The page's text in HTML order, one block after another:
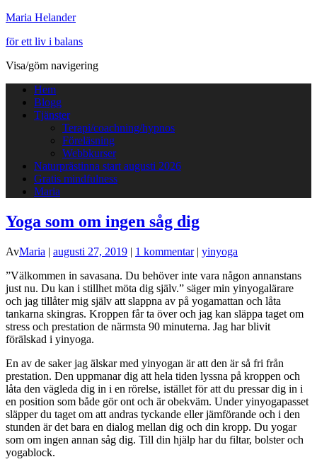
Maria Helander
för ett liv i balans
Visa/göm navigering
Hem
Blogg
Tjänster
Terapi/coachning/hypnos
Föreläsning
Webbkurser
Naturprästinna start augusti 2026
Gratis mindfulness
Maria
Yoga som om ingen såg dig
AvMaria | augusti 27, 2019 | 1 kommentar| yinyoga
”Välkommen in savasana. Du behöver inte vara någon annanstans
just nu. Du kan i stillhet möta dig själv.” säger min yinyogalärare
och jag tillåter mig själv att slappna av på yogamattan och låta
tankarna skingras. Kroppen får ta över och jag kan släppa taget om
stress och prestation de närmsta 90 minuterna. Jag har blivit
förälskad i yinyoga.
En av de saker jag älskar med yinyogan är att den är så fri från
prestation. Den uppmanar dig att hela tiden lyssna på kroppen och
låta den vägleda dig in i en rörelse, istället för att du pressar dig in i
en position som både gör ont och är obekväm. Under yinyogapasset
släpper du taget om att andras tyckande eller jämförande och i den
stunden är det bara en dialog mellan dig och din kropp. Du yogar
som om ingen annan såg dig. Till din hjälp har du filtar, bolster och
yogablock.